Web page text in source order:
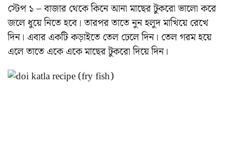
স্টেপ ১ – বাজার থেকে কিনে আনা মাছের টুকরো ভালো করে
জলে ধুয়ে নিতে হবে। তারপর তাতে নুন হলুদ মাখিয়ে রেখে
দিন। এবার একটি কড়াইতে তেল ঢেলে দিন। তেল গরম হয়ে
এলে তাতে একে একে মাছের টুকরো দিয়ে দিন।